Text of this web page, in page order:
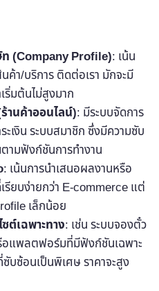
(Company Profile): เน้น
ค้า/บริการ ติดต่อเรา มักจะมี
ริ่มต้นไม่สูงมาก
านค้าออนไลน์): มีระบบจัดการ
ะเงิน ระบบสมาชิก ซึ่งมีความซับ
ามฟังก์ชันการทำงาน
: เน้นการนำเสนอผลงานหรือ
รียบง่ายกว่า E-commerce แต่
เล็กน้อย
ต์เฉพาะทาง: เช่น ระบบจองตั๋ว
อแพลตฟอร์มที่มีฟังก์ชันเฉพาะ
ซ้อนเป็นพิเศษ ราคาจะสูง